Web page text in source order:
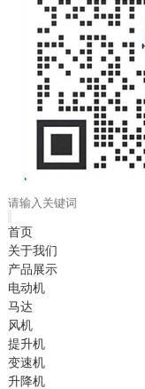
首页
关于我们
产品展示
电动机
马达
风机
提升机
变速机
升降机